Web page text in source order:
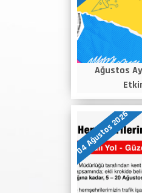
Ağustos
04 Ağustos 2026